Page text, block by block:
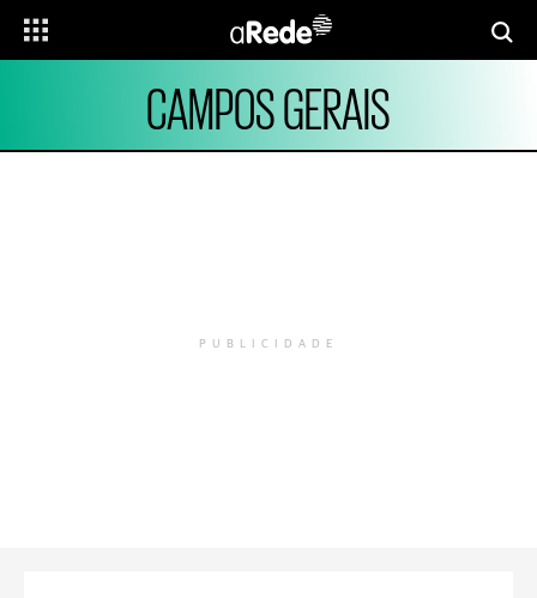
CAMPOS GERAIS
PUBLICIDADE